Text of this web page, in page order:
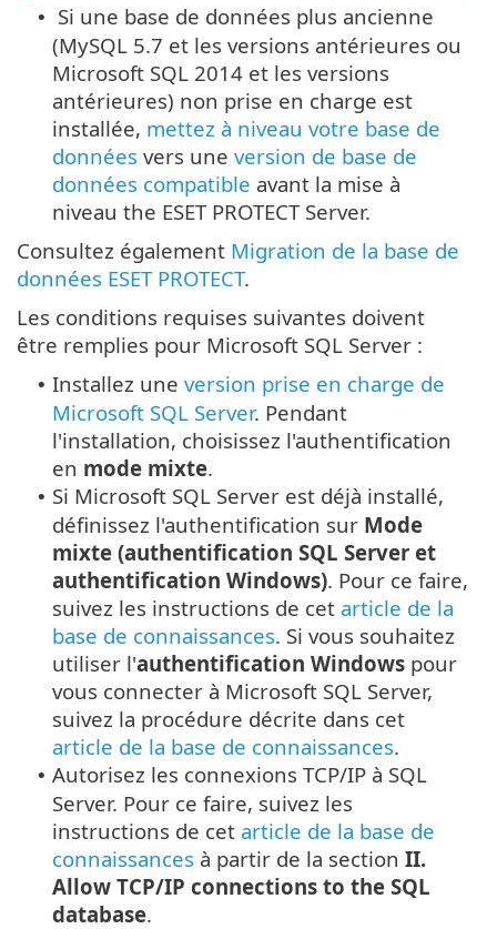
•
Si une base de données plus ancienne
(MySQL 5.7 et les versions antérieures ou
Microsoft SQL 2014 et les versions
antérieures) non prise en charge est
installée, mettez à niveau votre base de
données vers une version de base de
données compatible avant la mise à
niveau the ESET PROTECT Server.
Consultez également Migration de la base de
données ESET PROTECT.
Les conditions requises suivantes doivent
être remplies pour Microsoft SQL Server :
• Installez une version prise en charge de
Microsoft SQL Server. Pendant
l'installation, choisissez l'authentification
en mode mixte.
• Si Microsoft SQL Server est déjà installé,
définissez l'authentification sur Mode
mixte (authentification SQL Server et
authentification Windows). Pour ce faire,
suivez les instructions de cet article de la
base de connaissances. Si vous souhaitez
utiliser l'authentification Windows pour
vous connecter à Microsoft SQL Server,
suivez la procédure décrite dans cet
article de la base de connaissances.
• Autorisez les connexions TCP/IP à SQL
Server. Pour ce faire, suivez les
instructions de cet article de la base de
connaissances à partir de la section II.
Allow TCP/IP connections to the SQL
database.